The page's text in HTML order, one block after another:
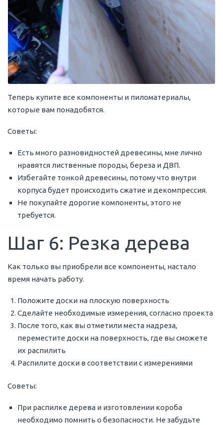
Теперь купите все компоненты и пиломатериалы,
которые вам понадобятся.
Советы:
Есть много разновидностей древесины, мне лично
нравятся лиственные породы, береза и ДВП.
Избегайте тонкой древесины, потому что внутри
корпуса будет происходить сжатие и декомпрессия.
Не покупайте дорогие компоненты, этого не
требуется.
Шаг 6: Резка дерева
Как только вы приобрели все компоненты, настало
время начать работу.
Положите доски на плоскую поверхность
Сделайте необходимые измерения, согласно проекта
После того, как вы отметили места надреза,
переместите доски на поверхность, где вы сможете
их распилить
Распилите доски в соответствии с измерениями
Советы:
При распилке дерева и изготовлении короба
необходимо помнить о безопасности. Не забудьте